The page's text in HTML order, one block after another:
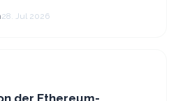
Token ermöglichte.
28. Jul 2026